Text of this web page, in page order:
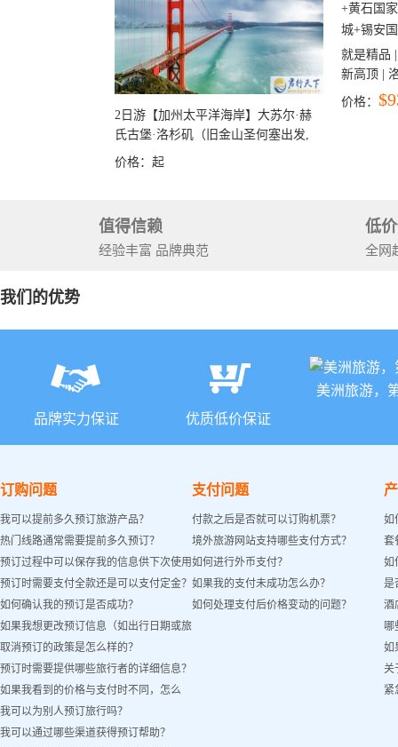
2日游【加州太平洋海岸】大苏尔·赫
氏古堡·洛杉矶（旧金山圣何塞出发,
洛杉矶结束）
价格： 起
就是精品
新高顶 |
彩穴+马
价格：
值得信赖
经验丰富 品牌典范
低
全网
我们的优势
品牌实力保证 优质低价保证
美洲旅游，
订购问题
我可以提前多久预订旅游产品？
热门线路通常需要提前多久预订？
预订过程中可以保存我的信息供下次使用
吗？
预订时需要支付全款还是可以支付定金？
如何确认我的预订是否成功？
如果我想更改预订信息（如出行日期或旅
客姓名）怎么办？
取消预订的政策是怎么样的？
预订时需要提供哪些旅行者的详细信息？
如果我看到的价格与支付时不同，怎么
办？
我可以为别人预订旅行吗？
我可以通过哪些渠道获得预订帮助？
支付问题
付款之后是否就可以订购机票？
境外旅游网站支持哪些支付方式？
如何进行外币支付？
如果我的支付未成功怎么办？
如何处理支付后价格变动的问题？
如
套
如
是
酒
哪
如
关
紧